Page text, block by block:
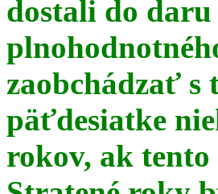
dostali do
zaobchádzať
päťdesiatke
rokov, ak